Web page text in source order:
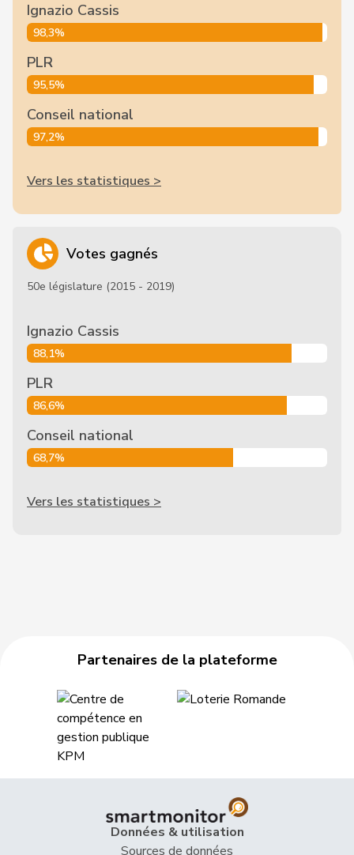
Ignazio Cassis
98,3%
PLR
95,5%
Conseil national
97,2%
Vers les statistiques >
Votes gagnés
50e législature (2015 - 2019)
Ignazio Cassis
88,1%
PLR
86,6%
Conseil national
68,7%
Vers les statistiques >
Partenaires de la plateforme
Données & utilisation
Sources de données